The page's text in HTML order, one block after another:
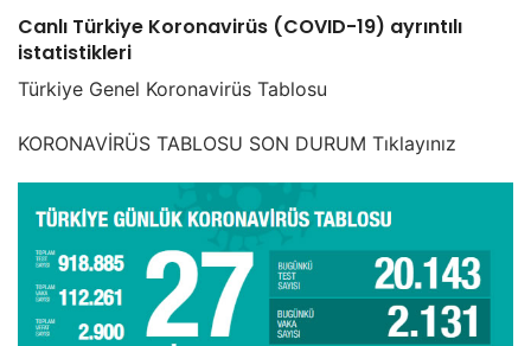
Canlı Türkiye Koronavirüs (COVID-19) ayrıntılı
istatistikleri
Türkiye Genel Koronavirüs Tablosu
KORONAVİRÜS TABLOSU SON DURUM Tıklayınız